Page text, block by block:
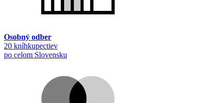
Osobný odber
20 kníhkupectiev
po celom Slovensku